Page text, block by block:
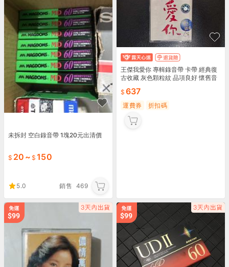
未拆封 空白錄音帶 1塊20元出清價
20 ~ 150
5.0 銷售 469
王傑我愛你 專輯錄音帶 卡帶 經典復
古收藏 灰色顆粒紋 品項良好 懷舊音
637
運費券 折扣碼